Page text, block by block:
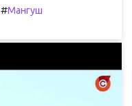
#Мангуш